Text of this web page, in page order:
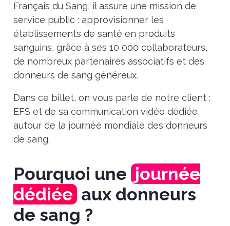
Français du Sang, il assure une mission de
service public : approvisionner les
établissements de santé en produits
sanguins, grâce à ses 10 000 collaborateurs,
de nombreux partenaires associatifs et des
donneurs de sang généreux.
Dans ce billet, on vous parle de notre client :
EFS et de sa communication vidéo dédiée
autour de la journée mondiale des donneurs
de sang.
Pourquoi une journée
dédiéeaux donneurs
de sang ?